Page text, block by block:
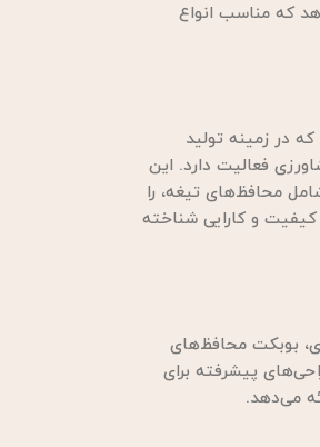
که مناسب انواع
در زمینه تولید
فعالیت دارد. این
محافظ‌های تیغه، را
و کارایی شناخته
بوبکت محافظ‌های
پیشرفته برای
می‌دهد.